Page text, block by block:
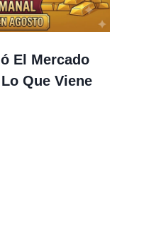
El Mercado
Que Viene